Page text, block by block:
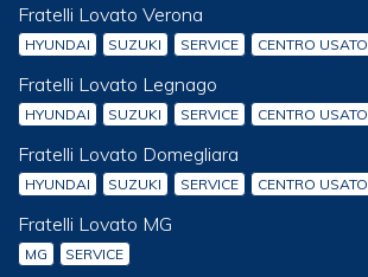
Fratelli Lovato Verona
HYUNDAI SUZUKI SERVICE CENTRO USATO
Fratelli Lovato Legnago
HYUNDAI SUZUKI SERVICE CENTRO USATO
Fratelli Lovato Domegliara
HYUNDAI SUZUKI SERVICE CENTRO USATO
Fratelli Lovato MG
MG SERVICE